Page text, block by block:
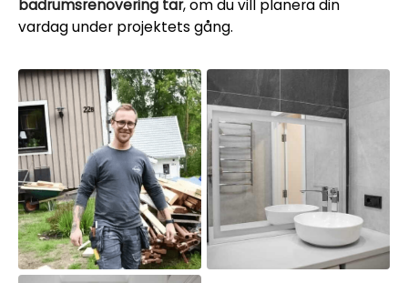
badrumsrenovering tar, om du vill planera din
vardag under projektets gång.